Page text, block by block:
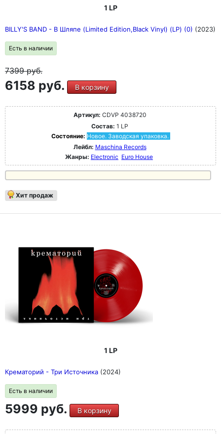
1 LP
BILLY'S BAND - В Шляпе (Limited Edition,Black Vinyl) (LP) (0) (2023)
Есть в наличии
7399руб.
6158 руб. В корзину
Артикул: CDVP 4038720
Состав: 1 LP
Состояние: Новое. Заводская упаковка.
Лейбл: Maschina Records
Жанры: Electronic Euro House
Хит продаж
1 LP
Крематорий - Три Источника (2024)
Есть в наличии
5999 руб. В корзину